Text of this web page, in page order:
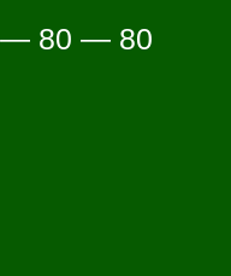
80 — 80